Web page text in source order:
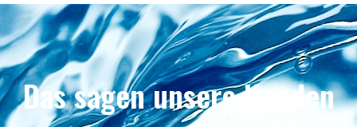
Das sagen unsere Kunden